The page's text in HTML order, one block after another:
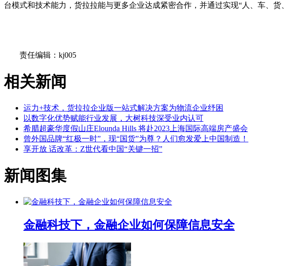
台模式和技术能力，货拉拉能与更多企业达成紧密合作，并通过实现“人、车、
责任编辑：kj005
相关新闻
运力+技术，货拉拉企业版一站式解决方案为物流企业纾困
以数字化优势赋能行业发展，大树科技深受业内认可
希腊超豪华度假山庄Elounda Hills 将赴2023上海国际高端房产盛会
曾外国品牌“红极一时”，现“国货”为尊？人们愈发爱上中国制造！
享开放 话改革：Z世代看中国“关键一招”
新闻图集
金融科技下，金融企业如何保障信息安全